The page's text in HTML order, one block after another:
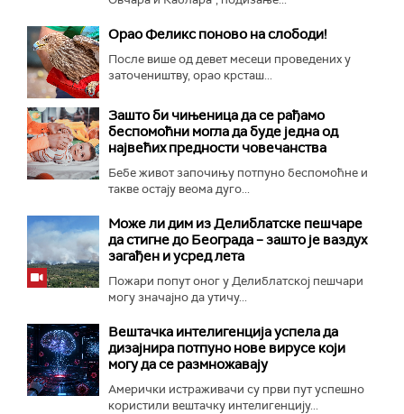
Орао Феликс поново на слободи!
После више од девет месеци проведених у
заточеништву, орао крсташ...
Зашто би чињеница да се рађамо
беспомоћни могла да буде једна од
највећих предности човечанства
Бебе живот започињу потпуно беспомоћне и
такве остају веома дуго...
Може ли дим из Делиблатске пешчаре
да стигне до Београда – зашто је ваздух
загађен и усред лета
Пожари попут оног у Делиблатској пешчари
могу значајно да утичу...
Вештачка интелигенција успела да
дизајнира потпуно нове вирусе који
могу да се размножавају
Амерички истраживачи су први пут успешно
користили вештачку интелигенцију...